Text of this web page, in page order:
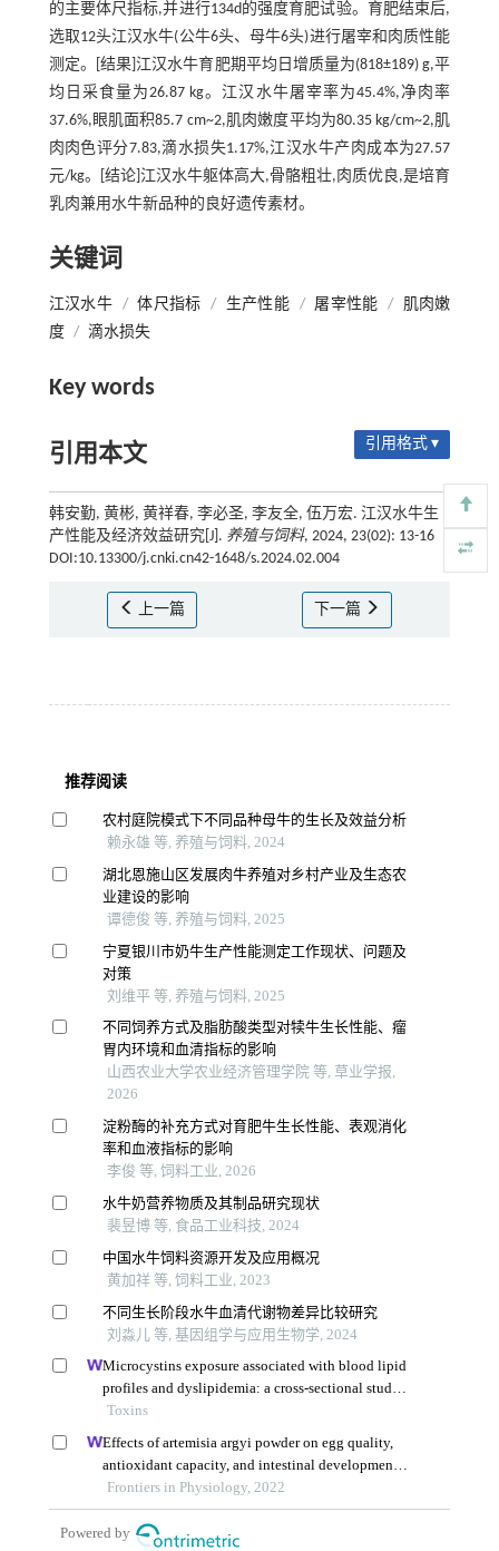
的主要体尺指标,并进行134d的强度育肥试验。育肥结束后,
选取12头江汉水牛(公牛6头、母牛6头)进行屠宰和肉质性能
测定。[结果]江汉水牛育肥期平均日增质量为(818±189) g,平
均日采食量为26.87 kg。江汉水牛屠宰率为45.4%,净肉率
37.6%,眼肌面积85.7 cm~2,肌肉嫩度平均为80.35 kg/cm~2,肌
肉肉色评分7.83,滴水损失1.17%,江汉水牛产肉成本为27.57
元/kg。[结论]江汉水牛躯体高大,骨骼粗壮,肉质优良,是培育
乳肉兼用水牛新品种的良好遗传素材。
关键词
江汉水牛 / 体尺指标 / 生产性能 / 屠宰性能 / 肌肉嫩
度 / 滴水损失
Key words
引用本文 引用格式 ▾
韩安勤, 黄彬, 黄祥春, 李必圣, 李友全, 伍万宏. 江汉水牛生
产性能及经济效益研究[J]. 养殖与饲料, 2024, 23(02): 13-16
DOI:10.13300/j.cnki.cn42-1648/s.2024.02.004
上一篇 下一篇